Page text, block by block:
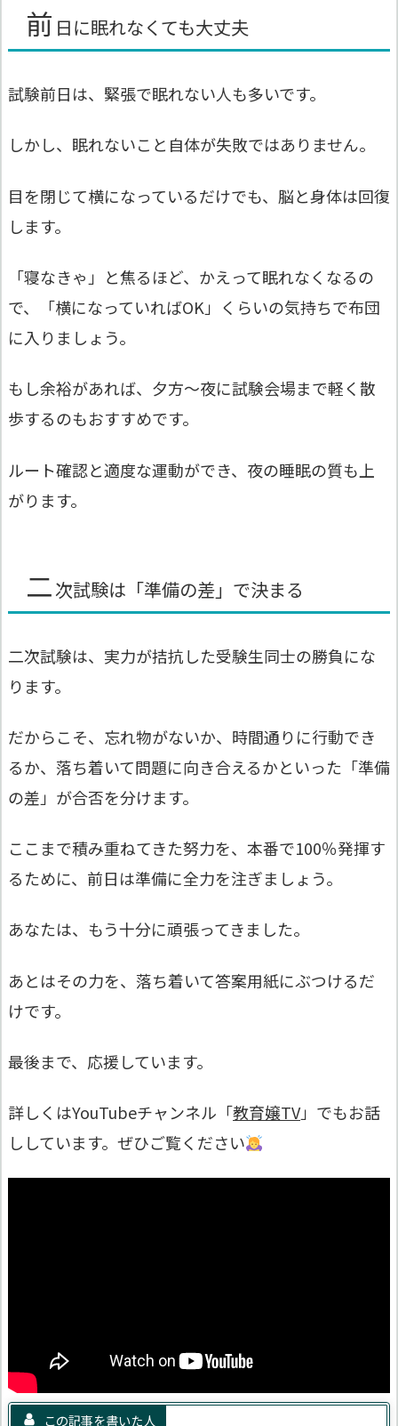
前 日に眠れなくても大丈夫
試験前日は、緊張で眠れない人も多いです。
しかし、眠れないこと自体が失敗ではありません。
目を閉じて横になっているだけでも、脳と身体は回復
します。
「寝なきゃ」と焦るほど、かえって眠れなくなるの
で、「横になっていればOK」くらいの気持ちで布団
に入りましょう。
もし余裕があれば、夕方〜夜に試験会場まで軽く散
歩するのもおすすめです。
ルート確認と適度な運動ができ、夜の睡眠の質も上
がります。
二次試験は「準備の差」で決まる
二次試験は、実力が拮抗した受験生同士の勝負にな
ります。
だからこそ、忘れ物がないか、時間通りに行動でき
るか、落ち着いて問題に向き合えるかといった「準備
の差」が合否を分けます。
ここまで積み重ねてきた努力を、本番で100％発揮す
るために、前日は準備に全力を注ぎましょう。
あなたは、もう十分に頑張ってきました。
あとはその力を、落ち着いて答案用紙にぶつけるだ
けです。
最後まで、応援しています。
詳しくはYouTubeチャンネル「教育嬢TV」でもお話
ししています。ぜひご覧ください
この記事を書いた人